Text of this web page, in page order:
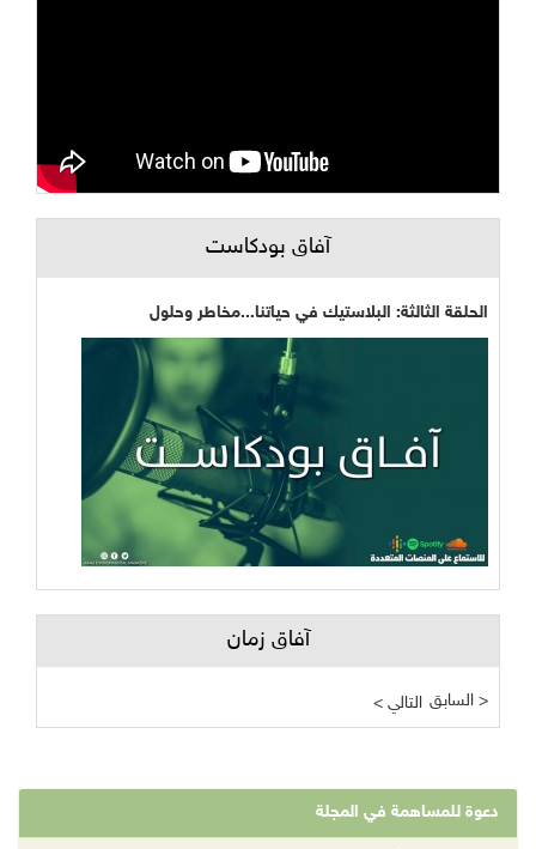
آفاق بودكاست
الحلقة الثالثة: البلاستيك في حياتنا...مخاطر وحلول
آفاق زمان
< التالي السابق >
دعوة للمساهمة في المجلة